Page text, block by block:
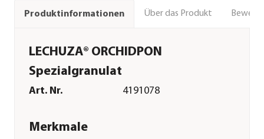
Produktinformationen Über das Produkt
LECHUZA® ORCHIDPON
Spezialgranulat
Art. Nr. 4191078
Merkmale